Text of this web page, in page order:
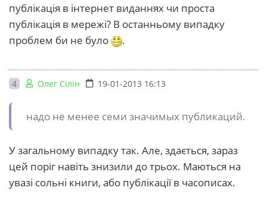
публікація в інтернет виданнях чи проста
публікація в мережі? В останньому випадку
проблем би не було
.
4 Олег Сілін 19-01-2013 16:13
надо не менее семи значимых публикаций.
У загальному випадку так. Але, здається, зараз
цей поріг навіть знизили до трьох. Маються на
увазі сольні книги, або публікації в часописах.